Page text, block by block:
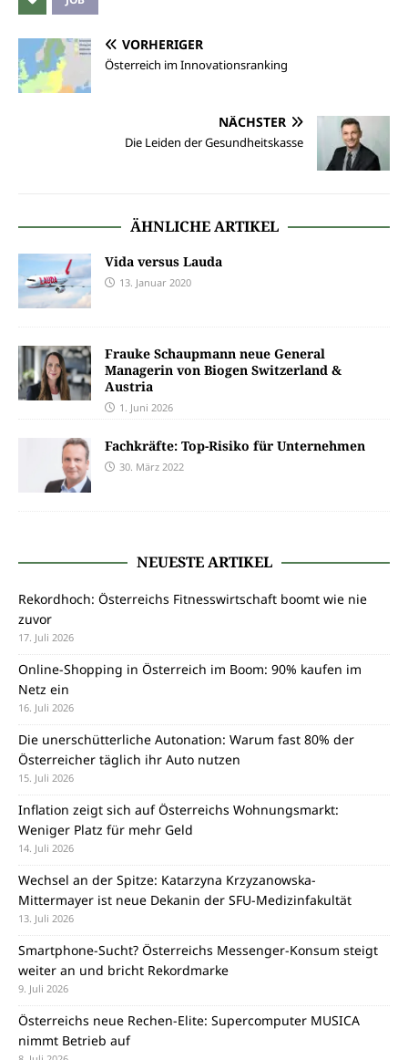
VORHERIGER
Österreich im Innovationsranking
NÄCHSTER
Die Leiden der Gesundheitskasse
ÄHNLICHE ARTIKEL
Vida versus Lauda
13. Januar 2020
Frauke Schaupmann neue General
Managerin von Biogen Switzerland &
Austria
1. Juni 2026
Fachkräfte: Top-Risiko für Unternehmen
30. März 2022
NEUESTE ARTIKEL
Rekordhoch: Österreichs Fitnesswirtschaft boomt wie nie
zuvor
17. Juli 2026
Online-Shopping in Österreich im Boom: 90% kaufen im
Netz ein
16. Juli 2026
Die unerschütterliche Autonation: Warum fast 80% der
Österreicher täglich ihr Auto nutzen
15. Juli 2026
Inflation zeigt sich auf Österreichs Wohnungsmarkt:
Weniger Platz für mehr Geld
14. Juli 2026
Wechsel an der Spitze: Katarzyna Krzyzanowska-
Mittermayer ist neue Dekanin der SFU-Medizinfakultät
13. Juli 2026
Smartphone-Sucht? Österreichs Messenger-Konsum steigt
weiter an und bricht Rekordmarke
9. Juli 2026
Österreichs neue Rechen-Elite: Supercomputer MUSICA
nimmt Betrieb auf